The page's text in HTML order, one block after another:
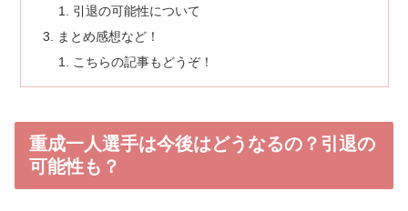
引退の可能性について
まとめ感想など！
こちらの記事もどうぞ！
重成一人選手は今後はどうなるの？引退の
可能性も？